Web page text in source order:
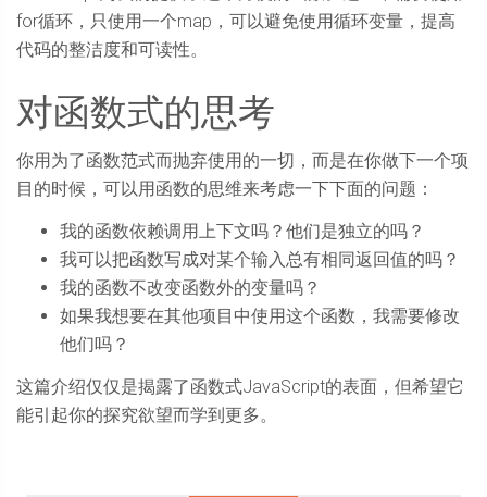
for循环，只使用一个map，可以避免使用循环变量，提高
代码的整洁度和可读性。
对函数式的思考
你用为了函数范式而抛弃使用的一切，而是在你做下一个项
目的时候，可以用函数的思维来考虑一下下面的问题：
我的函数依赖调用上下文吗？他们是独立的吗？
我可以把函数写成对某个输入总有相同返回值的吗？
我的函数不改变函数外的变量吗？
如果我想要在其他项目中使用这个函数，我需要修改
他们吗？
这篇介绍仅仅是揭露了函数式JavaScript的表面，但希望它
能引起你的探究欲望而学到更多。